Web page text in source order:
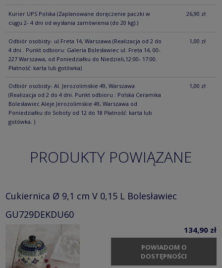
Kurier UPS Polska (Zaplanowane doręczenie paczki w
ciągu 2- 4 dni od wysłania zamówienia (do 20 kg).)
26,90 zł
Odbiór osobisty- ul.Freta 14, Warszawa (Realizacja od 2 do
4 dni . Punkt odbioru: Galeria Bolesławiec ul. Freta 14, 00-
227 Warszawa, od Poniedziałku do Niedzieli,12:00- 17:00.
Płatność: karta lub gotówka)
1,00 zł
Odbiór osobisty- Al. Jerozolimskie 49, Warszawa
(Realizacja od 2 do 4 dni. Punkt odbioru : Polska Ceramika
Bolesławiec Aleje Jerozolimskie 49, Warszawa od
Poniedziałku do Soboty od 12 do 18 Płatność: karta lub
gotówka. )
1,00 zł
PRODUKTY POWIĄZANE
Cukiernica Ø 9,1 cm V 0,15 L Bolesławiec
GU729DEKDU60
134,90 zł
POWIADOM O
DOSTĘPNOŚCI